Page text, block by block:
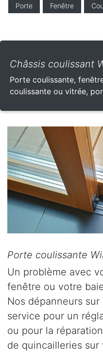
Porte Fenêtre
Châssis coulissant
Porte coulissante,
coulissante ou vitrée,
Porte coulissante
Un problème avec
fenêtre ou votre
Nos dépanneurs
service pour un
ou pour la
de quincailleries sur